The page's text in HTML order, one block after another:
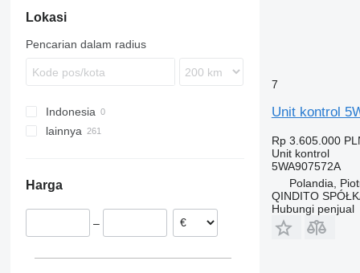
Sportage
EQB
R-Class
S-Class
V-Class
Vito
Kangoo
Megane
Zoe
Vellfire
Sharan
XC
Lokasi
Pencarian dalam radius
Indonesia
lainnya
Meksiko
Italia
Harga
–
7
Unit kontrol
Rp 3.605.000
Unit kontrol
5WA907572A
Polandia,
QINDITO
Hubungi penjual